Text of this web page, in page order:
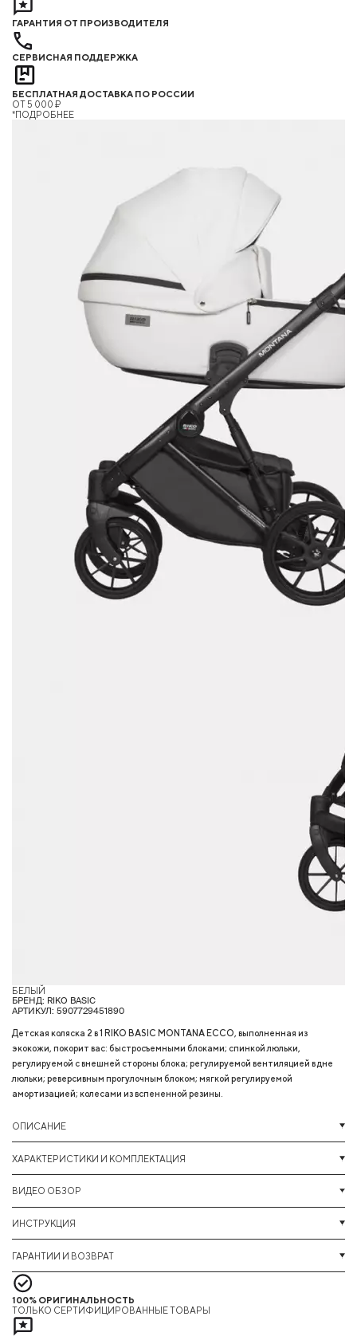
ГАРАНТИЯ ОТ ПРОИЗВОДИТЕЛЯ
СЕРВИСНАЯ ПОДДЕРЖКА
БЕСПЛАТНАЯ ДОСТАВКА ПО РОССИИ
ОТ 5 000 ₽
*ПОДРОБНЕЕ
БЕЛЫЙ
БРЕНД: RIKO BASIC
АРТИКУЛ: 5907729451890
Детская коляска 2 в 1 RIKO BASIC MONTANA ECCO, выполненная из
экокожи, покорит вас: быстросъемными блоками; спинкой люльки,
регулируемой с внешней стороны блока; регулируемой вентиляцией в дне
люльки; реверсивным прогулочным блоком; мягкой регулируемой
амортизацией; колесами из вспененной резины.
ОПИСАНИЕ
ХАРАКТЕРИСТИКИ И КОМПЛЕКТАЦИЯ
ВИДЕО ОБЗОР
ИНСТРУКЦИЯ
ГАРАНТИИ И ВОЗВРАТ
100% ОРИГИНАЛЬНОСТЬ
ТОЛЬКО СЕРТИФИЦИРОВАННЫЕ ТОВАРЫ